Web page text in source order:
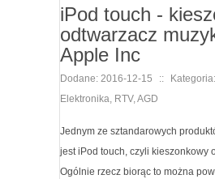
iPod touch -
odtwarzacz
Apple Inc
Dodane: 2016-12-15 ::
Elektronika, RTV, AGD
Jednym ze sztandarowych
jest iPod touch, czyli kieszonkowy
Ogólnie rzecz biorąc to można